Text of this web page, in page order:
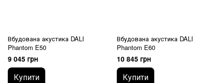
Вбудована акустика DALI
Phantom E50
9 045 грн
Купити
Вбудована акустика DALI
Phantom E60
10 845 грн
Купити